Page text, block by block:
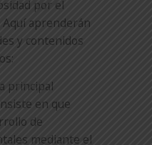
por el
aprenderán
y contenidos
principal
en que
de
mediante el